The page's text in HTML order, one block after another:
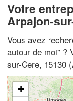
Votre
Arpajon-
Vous avez
autour de moi" ?
sur-Cere, 15130
+